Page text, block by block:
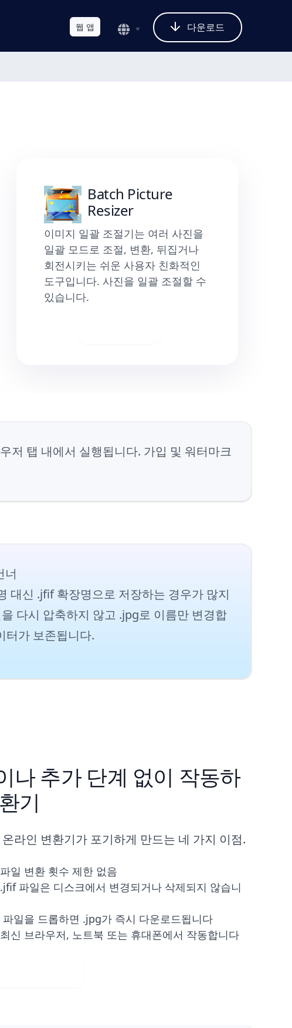
다운로드
웹 앱
Batch Picture
Resizer
이미지 일괄 조절기는 여러 사진을
일괄 모드로 조절, 변환, 뒤집거나
회전시키는 쉬운 사용자 친화적인
도구입니다. 사진을 일괄 조절할 수
있습니다.
저 탭 내에서 실행됩니다. 가입 및 워터마크
너
대신 .jfif 확장명으로 저장하는 경우가 많지
다시 압축하지 않고 .jpg로 이름만 변경합
터가 보존됩니다.
나 추가 단계 없이 작동하
기
라인 변환기가 포기하게 만드는 네 가지 이점.
일 변환 횟수 제한 없음
파일은 디스크에서 변경되거나 삭제되지 않습니
파일을 드롭하면 .jpg가 즉시 다운로드됩니다
신 브라우저, 노트북 또는 휴대폰에서 작동합니다